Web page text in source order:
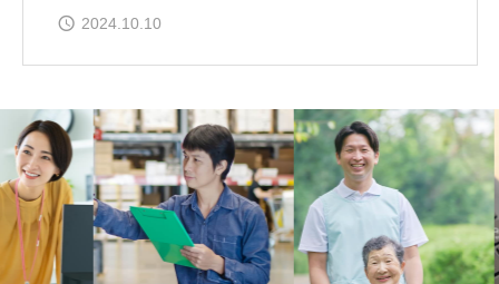
2024.10.10